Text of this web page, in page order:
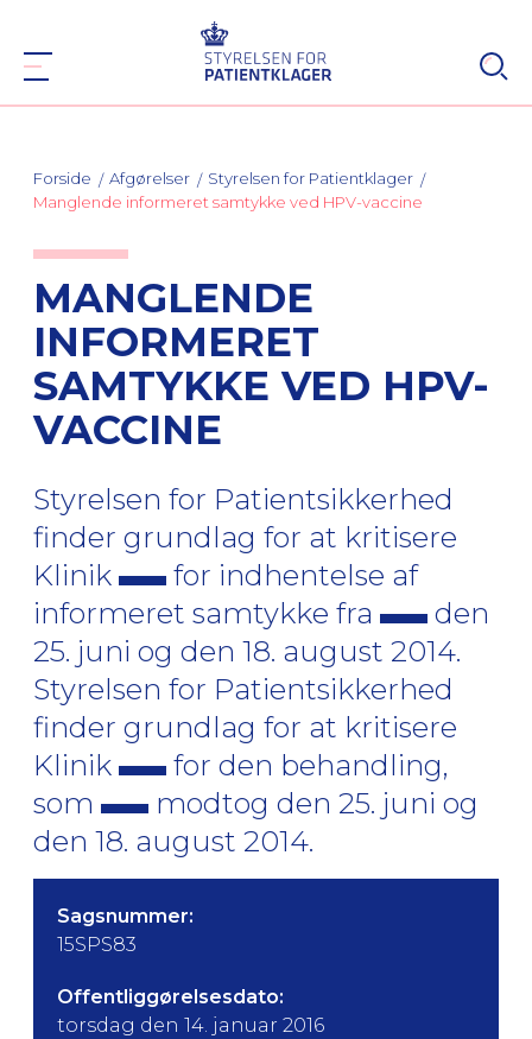
Forside Afgørelser
Styrelsen for Patientklager
Manglende informeret samtykke ved HPV-vaccine
MANGLENDE
INFORMERET
SAMTYKKE VED HPV-
VACCINE
Styrelsen for Patientsikkerhed
finder grundlag for at kritisere
Klinik
for indhentelse af
informeret samtykke fra
den
25. juni og den 18. august 2014.
Styrelsen for Patientsikkerhed
finder grundlag for at kritisere
Klinik
for den behandling,
som
modtog den 25. juni og
den 18. august 2014.
Sagsnummer:
15SPS83
Offentliggørelsesdato:
torsdag den 14. januar 2016